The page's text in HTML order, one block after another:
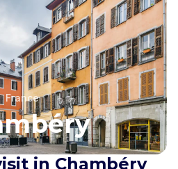
France
in Chambéry